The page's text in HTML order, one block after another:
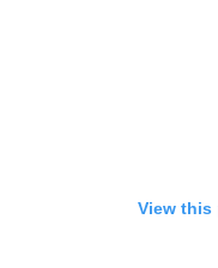
View this